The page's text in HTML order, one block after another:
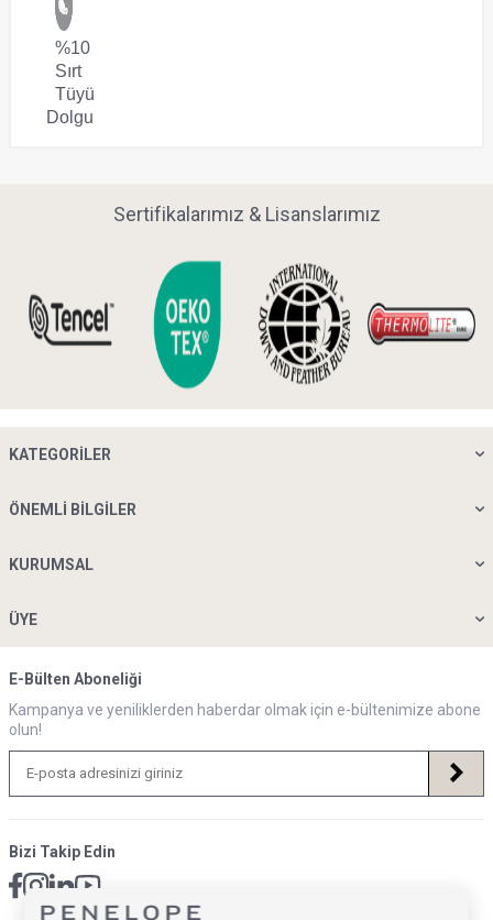
%10
Sırt
Tüyü
Dolgu
Sertifikalarımız & Lisanslarımız
KATEGORILER
ÖNEMLI BILGILER
KURUMSAL
ÜYE
E-Bülten Aboneliği
Kampanya ve yeniliklerden haberdar olmak için e-bültenimize abone
olun!
Bizi Takip Edin